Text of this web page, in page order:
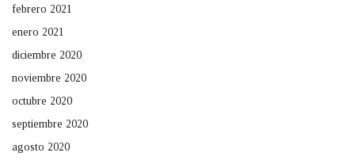
febrero 2021
enero 2021
diciembre 2020
noviembre 2020
octubre 2020
septiembre 2020
agosto 2020